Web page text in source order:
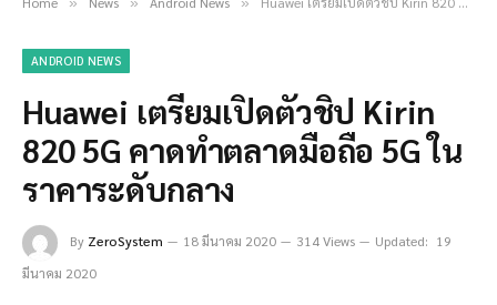
ANDROID NEWS
Huawei เตรียมเปิดตัวชิป Kirin
820 5G คาดทำตลาดมือถือ 5G ใน
ราคาระดับกลาง
By ZeroSystem 18 มีนาคม 2020 314 Views Updated: 19
มีนาคม 2020